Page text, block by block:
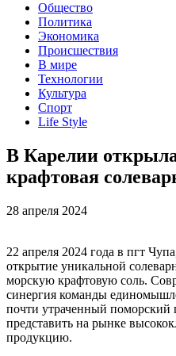
Общество
Политика
Экономика
Происшествия
В мире
Технологии
Культура
Спорт
Life Style
В Карелии
крафтовая
28 апреля 2024
22 апреля 2024 года в пгт
открытие уникальной
морскую крафтовую соль.
синергия команды
почти утраченный
представить на рынке
продукцию.